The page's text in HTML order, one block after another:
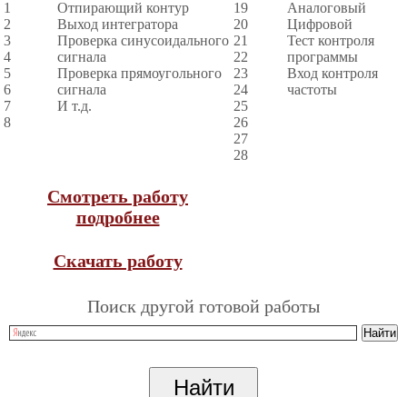
1
2
3
4
5
6
7
8
Отпирающий контур
Выход интегратора
Проверка синусоидального
сигнала
Проверка прямоугольного
сигнала
И т.д.
19
20
21
22
23
24
25
26
27
28
Аналоговый
Цифровой
Тест контроля
программы
Вход контроля
частоты
Смотреть работу
подробнее
Скачать работу
Поиск другой готовой работы